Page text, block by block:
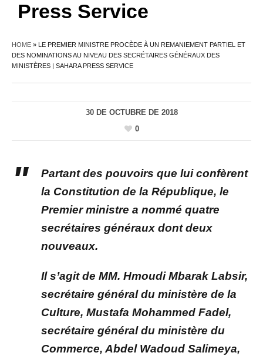
Press Service
HOME » LE PREMIER MINISTRE PROCÈDE À UN REMANIEMENT PARTIEL ET
DES NOMINATIONS AU NIVEAU DES SECRÉTAIRES GÉNÉRAUX DES
MINISTÈRES | SAHARA PRESS SERVICE
30 DE OCTUBRE DE 2018
0
Partant des pouvoirs que lui confèrent
la Constitution de la République, le
Premier ministre a nommé quatre
secrétaires généraux dont deux
nouveaux.
Il s’agit de MM. Hmoudi Mbarak Labsir,
secrétaire général du ministère de la
Culture, Mustafa Mohammed Fadel,
secrétaire général du ministère du
Commerce, Abdel Wadoud Salimeya,